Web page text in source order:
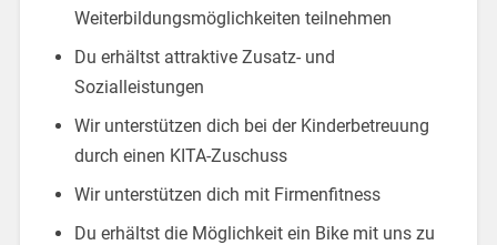
Weiterbildungsmöglichkeiten teilnehmen
Du erhältst attraktive Zusatz- und
Sozialleistungen
Wir unterstützen dich bei der Kinderbetreuung
durch einen KITA-Zuschuss
Wir unterstützen dich mit Firmenfitness
Du erhältst die Möglichkeit ein Bike mit uns zu